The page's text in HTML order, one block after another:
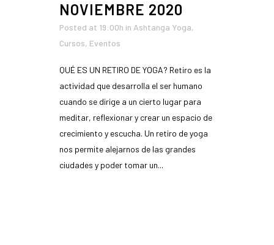
NOVIEMBRE 2020
Posted at 19:00h in Ashtanga Yoga,
Cursos, Eventos
QUÉ ES UN RETIRO DE YOGA? Retiro es la
actividad que desarrolla el ser humano
cuando se dirige a un cierto lugar para
meditar, reflexionar y crear un espacio de
crecimiento y escucha. Un retiro de yoga
nos permite alejarnos de las grandes
ciudades y poder tomar un...